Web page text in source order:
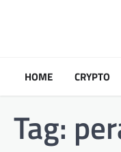
HOME CRYPTO
Tag: